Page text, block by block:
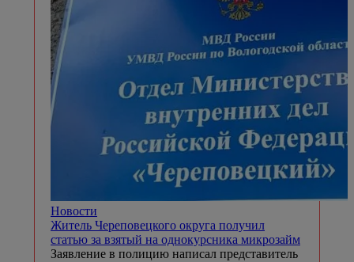
Новости
Житель Череповецкого округа получил
статью за взятый на однокурсника микрозайм
Заявление в полицию написал представитель